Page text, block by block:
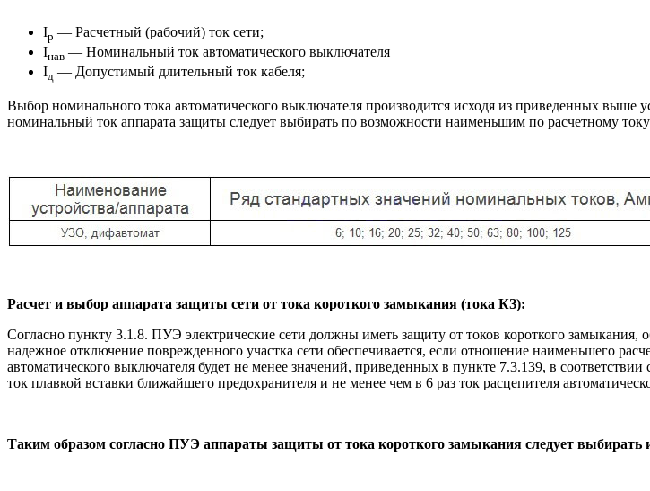
Iр — Расчетный (рабочий) ток сети;
Iнав — Номинальный ток автоматического выключателя
Iд — Допустимый длительный ток кабеля;
Выбор номинального тока автоматического выключателя производится исходя из приведенных выше
номинальный ток аппарата защиты следует выбирать по возможности наименьшим по расчетному току
Расчет и выбор аппарата защиты сети от тока короткого замыкания (тока КЗ):
Согласно пункту 3.1.8. ПУЭ электрические сети должны иметь защиту от токов короткого
надежное отключение поврежденного участка сети обеспечивается, если отношение наименьшего
автоматического выключателя будет не менее значений, приведенных в пункте 7.3.139, в
ток плавкой вставки ближайшего предохранителя и не менее чем в 6 раз ток расцепителя
Таким образом согласно ПУЭ аппараты защиты от тока короткого замыкания следует выбирать